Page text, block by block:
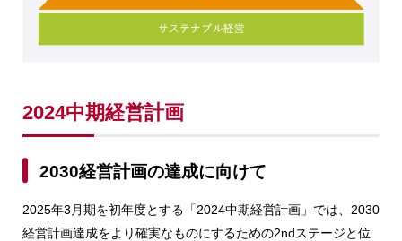
2024中期経営計画
2030経営計画の達成に向けて
2025年3月期を初年度とする「2024中期経営計画」では、2030
経営計画達成をより確実なものにするための2ndステージと位